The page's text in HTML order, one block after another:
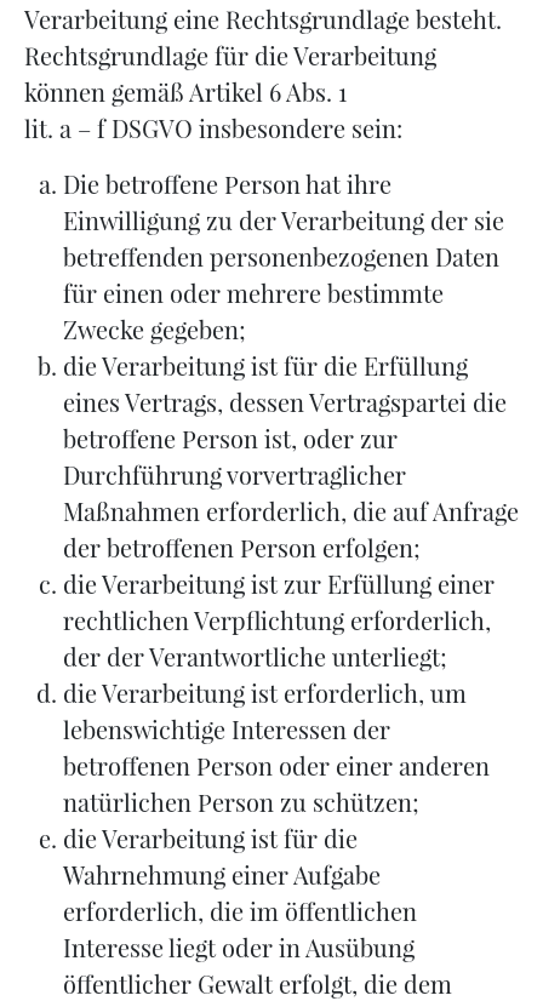
Verarbeitung eine Rechtsgrundlage besteht.
Rechtsgrundlage für die Verarbeitung
können gemäß Artikel 6 Abs. 1
lit. a – f DSGVO insbesondere sein:
Die betroffene Person hat ihre
Einwilligung zu der Verarbeitung der sie
betreffenden personenbezogenen Daten
für einen oder mehrere bestimmte
Zwecke gegeben;
die Verarbeitung ist für die Erfüllung
eines Vertrags, dessen Vertragspartei die
betroffene Person ist, oder zur
Durchführung vorvertraglicher
Maßnahmen erforderlich, die auf Anfrage
der betroffenen Person erfolgen;
die Verarbeitung ist zur Erfüllung einer
rechtlichen Verpflichtung erforderlich,
der der Verantwortliche unterliegt;
die Verarbeitung ist erforderlich, um
lebenswichtige Interessen der
betroffenen Person oder einer anderen
natürlichen Person zu schützen;
die Verarbeitung ist für die
Wahrnehmung einer Aufgabe
erforderlich, die im öffentlichen
Interesse liegt oder in Ausübung
öffentlicher Gewalt erfolgt, die dem